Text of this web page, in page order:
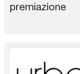
premiazione